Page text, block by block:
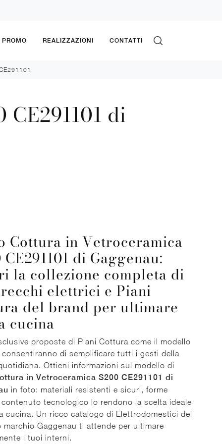
REALIZZAZIONI CONTATTI
di
Cottura in Vetroceramica
di Gaggenau:
la collezione completa di
elettrici e Piani
del brand per ultimare
cucina
proposte di Piani Cottura come il modello
di semplificare tutti i gesti della
Ottieni informazioni sul modello di
in Vetroceramica S200 CE291101 di
in foto: materiali resistenti e sicuri, forme
contenuto tecnologico lo rendono la scelta ideale
cucina. Un ricco catalogo di Elettrodomestici del
marchio Gaggenau ti attende per ultimare
i tuoi interni.